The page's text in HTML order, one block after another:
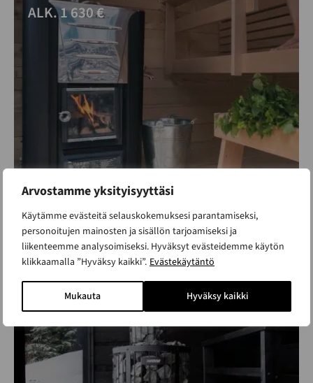
Arvostamme yksityisyyttäsi
Käytämme evästeitä selauskokemuksesi parantamiseksi,
personoitujen mainosten ja sisällön tarjoamiseksi ja
liikenteemme analysoimiseksi. Hyväksyt evästeidemme käytön
klikkaamalla ”Hyväksy kaikki”. Evästekäytäntö
Mukauta Hyväksy kaikki
ALK. 1 630 €
Harvia Legend 150
kiuaspaketti, täydellinen
ALK. 2 350 €